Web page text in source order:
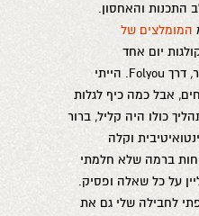
התכנות והאחסון.
המומלצים של
יום אחד
ו"הכריחה" אותי להקים אתר, דרך Folyou. הייתי
אבל כמה כיף לגלות
כולו היה קליל, ברור
וקלה
ברמה שלא חלמתי
על כל שאלה ופסיק.
לחבילה שלי גם את